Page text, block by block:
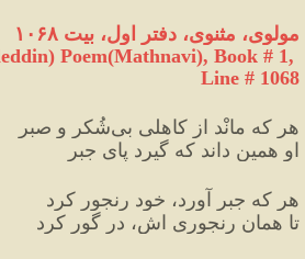
مولوی، مثنوی، دفتر اول، بیت ۱۰۶۸
Poem(Mathnavi), Book # 1,
Line # 1068
هر که مانْد از کاهلی بی‌شُکر و صبر
او همین داند که گیرد پایِ جبر
هر که جبر آورد، خود رنجور کرد
تا همان رنجوری اش، در گور کرد